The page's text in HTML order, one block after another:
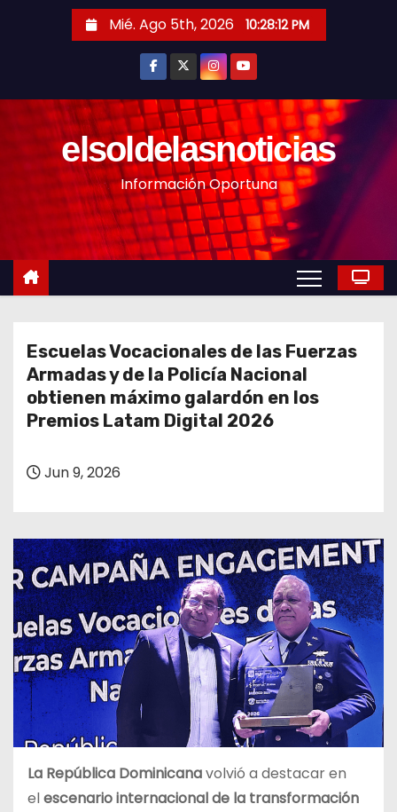
n
Mié. Ago 5th, 2026 10:28:14 PM
elsoldelasnoticias
Información Oportuna
Escuelas Vocacionales de las Fuerzas
Armadas y de la Policía Nacional
obtienen máximo galardón en los
Premios Latam Digital 2026
Jun 9, 2026
La República Dominicanavolvió a destacar en
elescenario internacional de la transformación